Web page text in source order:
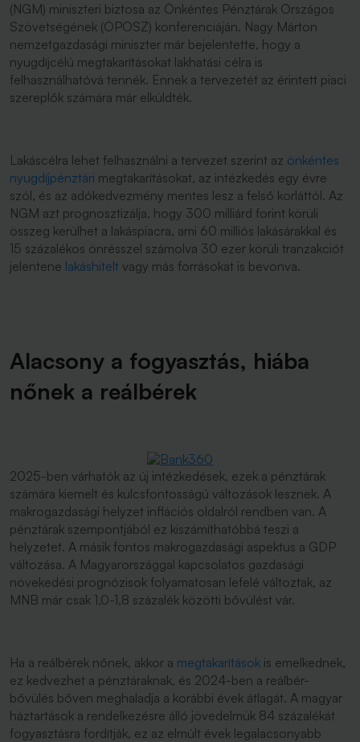
(NGM) miniszteri biztosa az Önkéntes Pénztárak Országos
Szövetségének (ÖPOSZ) konferenciáján. Nagy Márton
nemzetgazdasági miniszter már bejelentette, hogy a
nyugdíjcélú megtakarításokat lakhatási célra is
felhasználhatóvá tennék. Ennek a tervezetét az érintett piaci
szereplők számára már elküldték.
Lakáscélra lehet felhasználni a tervezet szerint az önkéntes
nyugdíjpénztári megtakarításokat, az intézkedés egy évre
szól, és az adókedvezmény mentes lesz a felső korláttól. Az
NGM azt prognosztizálja, hogy 300 milliárd forint körüli
összeg kerülhet a lakáspiacra, ami 60 milliós lakásárakkal és
15 százalékos önrésszel számolva 30 ezer körüli tranzakciót
jelentene lakáshitelt vagy más forrásokat is bevonva.
Alacsony a fogyasztás, hiába
nőnek a reálbérek
2025-ben várhatók az új intézkedések, ezek a pénztárak
számára kiemelt és kulcsfontosságú változások lesznek. A
makrogazdasági helyzet inflációs oldalról rendben van. A
pénztárak szempontjából ez kiszámíthatóbbá teszi a
helyzetet. A másik fontos makrogazdasági aspektus a GDP
változása. A Magyarországgal kapcsolatos gazdasági
növekedési prognózisok folyamatosan lefelé változtak, az
MNB már csak 1,0-1,8 százalék közötti bővülést vár.
Ha a reálbérek nőnek, akkor a megtakarítások is emelkednek,
ez kedvezhet a pénztáraknak, és 2024-ben a reálbér-
bővülés bőven meghaladja a korábbi évek átlagát. A magyar
háztartások a rendelkezésre álló jövedelmük 84 százalékát
fogyasztásra fordítják, ez az elmúlt évek legalacsonyabb